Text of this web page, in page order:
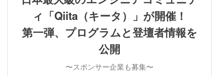
ィ「Qiita（キータ）」が開催！
第一弾、プログラムと登壇者情報を
公開
〜スポンサー企業も募集〜